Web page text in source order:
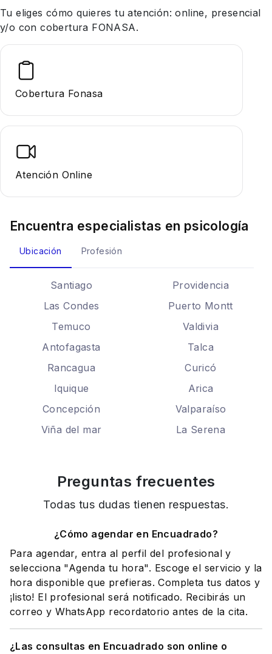
Tu eliges cómo quieres tu atención: online, presencial
y/o con cobertura FONASA.
Cobertura Fonasa
Atención Online
Encuentra especialistas en psicología
Ubicación Profesión
Santiago
Providencia
Las Condes
Puerto Montt
Temuco
Valdivia
Antofagasta
Talca
Rancagua
Curicó
Iquique
Arica
Concepción
Valparaíso
Viña del mar
La Serena
Preguntas frecuentes
Todas tus dudas tienen respuestas.
¿Cómo agendar en Encuadrado?
Para agendar, entra al perfil del profesional y
selecciona "Agenda tu hora". Escoge el servicio y la
hora disponible que prefieras. Completa tus datos y
¡listo! El profesional será notificado. Recibirás un
correo y WhatsApp recordatorio antes de la cita.
¿Las consultas en Encuadrado son online o